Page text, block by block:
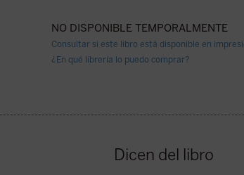
NO DISPONIBLE TEMPORALMENTE
Consultar si este libro está disponible en
¿En qué librería lo puedo comprar?
Dicen del libro